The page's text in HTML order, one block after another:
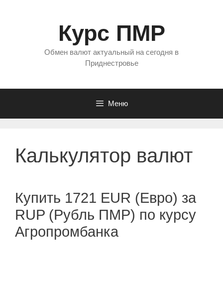
Курс ПМР
Обмен валют актуальный на сегодня в
Приднестровье
Меню
Калькулятор валют
Купить 1721 EUR (Евро) за
RUP (Рубль ПМР) по курсу
Агропромбанка